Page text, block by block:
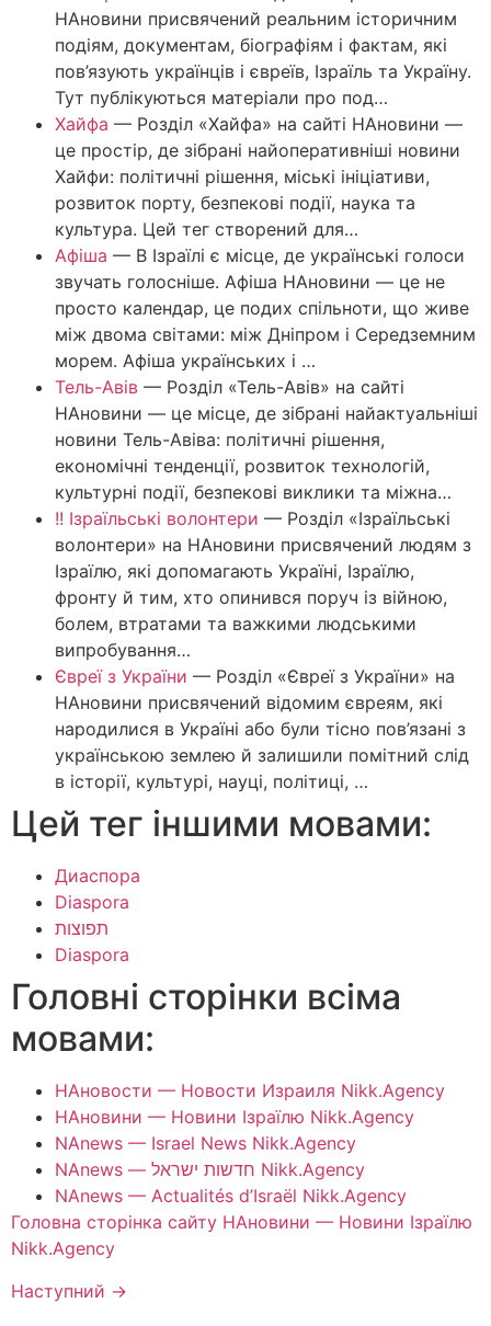
НАновини присвячений реальним історичним
подіям, документам, біографіям і фактам, які
пов’язують українців і євреїв, Ізраїль та Україну.
Тут публікуються матеріали про под…
Хайфа — Розділ «Хайфа» на сайті НАновини —
це простір, де зібрані найоперативніші новини
Хайфи: політичні рішення, міські ініціативи,
розвиток порту, безпекові події, наука та
культура. Цей тег створений для…
Афіша — В Ізраїлі є місце, де українські голоси
звучать голосніше. Афіша НАновини — це не
просто календар, це подих спільноти, що живе
між двома світами: між Дніпром і Середземним
морем. Афіша українських і …
Тель-Авів — Розділ «Тель-Авів» на сайті
НАновини — це місце, де зібрані найактуальніші
новини Тель-Авіва: політичні рішення,
економічні тенденції, розвиток технологій,
культурні події, безпекові виклики та міжна…
!! Ізраїльські волонтери — Розділ «Ізраїльські
волонтери» на НАновини присвячений людям з
Ізраїлю, які допомагають Україні, Ізраїлю,
фронту й тим, хто опинився поруч із війною,
болем, втратами та важкими людськими
випробування…
Євреї з України — Розділ «Євреї з України» на
НАновини присвячений відомим євреям, які
народилися в Україні або були тісно пов’язані з
українською землею й залишили помітний слід
в історії, культурі, науці, політиці, …
Цей тег іншими мовами:
Диаспора
Diaspora
תפוצות
Diaspora
Головні сторінки всіма
мовами:
НАновости — Новости Израиля Nikk.Agency
НАновини — Новини Ізраїлю Nikk.Agency
NAnews — Israel News Nikk.Agency
NAnews — חדשות ישראל Nikk.Agency
NAnews — Actualités d’Israël Nikk.Agency
Головна сторінка сайту НАновини — Новини Ізраїлю
Nikk.Agency
Наступний →